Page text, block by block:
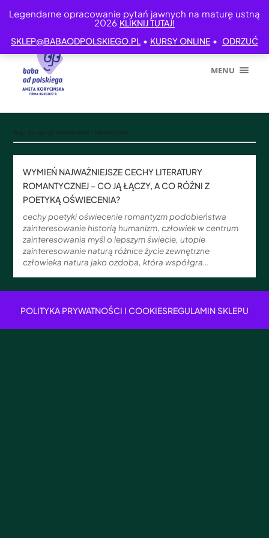
Legendarne opracowanie pytań jawnych na maturę ustną
2026 KLIKNIJ TUTAJ!
SKLEP@BABAODPOLSKIEGO.PL • KURSY ONLINE • ODRZUĆ
MENU
WYMIEŃ NAJWAŻNIEJSZE CECHY LITERATURY
ROMANTYCZNEJ – CO JĄ ŁĄCZY, A CO RÓŻNI Z
POETYKĄ OŚWIECENIA?
cechy poetyki oświecenie romantyzm podobieństwa
zainteresowanie historią humanizm, człowiek w centrum
zainteresowania myśl o lepszym świecie, utopie
zainteresowanie naturą różnice życie zewnętrzne
człowieka natura jako ozdoba, która współgra…
POLITYKA PRYWATNOŚCI I COOKIESREGULAMIN SKLEPU